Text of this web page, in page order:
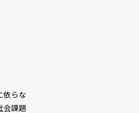
依らな
会課題